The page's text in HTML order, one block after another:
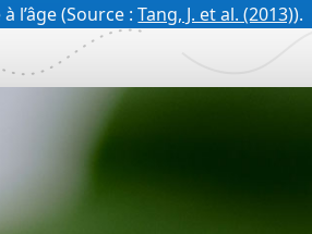
l’âge (Source : Tang, J. et al. (2013)).